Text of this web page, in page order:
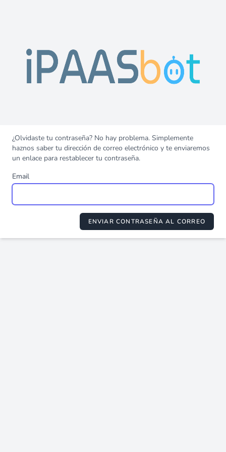
¿Olvidaste tu contraseña? No hay problema. Simplemente
haznos saber tu dirección de correo electrónico y te enviaremos
un enlace para restablecer tu contraseña.
Email
ENVIAR CONTRASEÑA AL CORREO